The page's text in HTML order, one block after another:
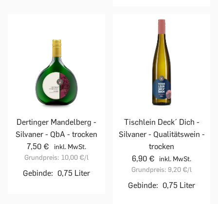
Dertinger Mandelberg -
Silvaner - QbA - trocken
7,50 €
inkl. MwSt.
Grundpreis: 10,00 €/l
Gebinde: 0,75 Liter
Tischlein Deck´ Dich -
Silvaner - Qualitätswein -
trocken
6,90 €
inkl. MwSt.
Grundpreis: 9,20 €/l
Gebinde: 0,75 Liter